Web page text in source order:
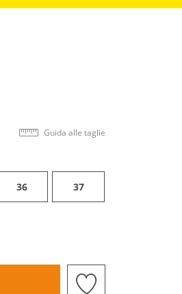
Guida alle taglie
36 37